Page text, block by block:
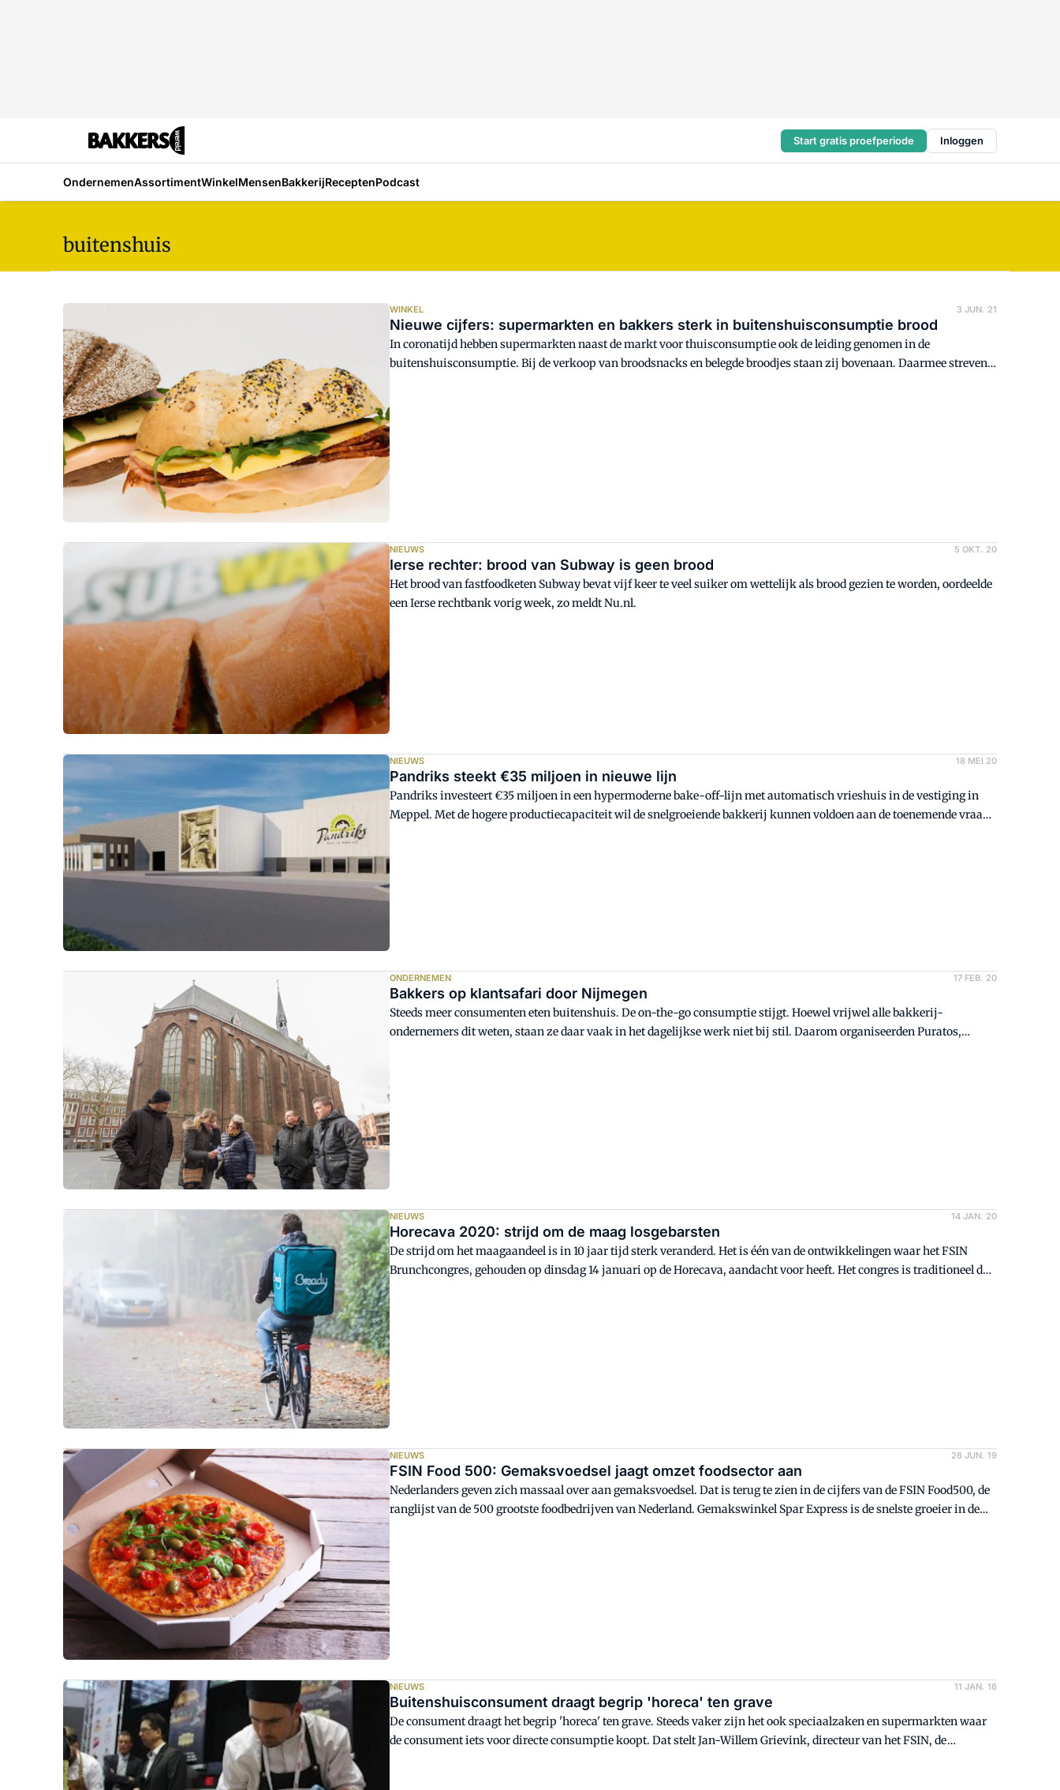
Start gratis proefperiode Inloggen
OndernemenAssortimentWinkelMensenBakkerijReceptenPodcast
buitenshuis
WINKEL 3 JUN. 21
Nieuwe cijfers: supermarkten en bakkers sterk in buitenshuisconsumptie brood
In coronatijd hebben supermarkten naast de markt voor thuisconsumptie ook de leiding genomen in de
buitenshuisconsumptie. Bij de verkoop van broodsnacks en belegde broodjes staan zij bovenaan. Daarmee streven
NIEUWS 5 OKT. 20
Ierse rechter: brood van Subway is geen brood
Het brood van fastfoodketen Subway bevat vijf keer te veel suiker om wettelijk als brood gezien te worden, oordeelde
een Ierse rechtbank vorig week, zo meldt Nu.nl.
NIEUWS 18 MEI 20
Pandriks steekt €35 miljoen in nieuwe lijn
Pandriks investeert €35 miljoen in een hypermoderne bake-off-lijn met automatisch vrieshuis in de vestiging in
Meppel. Met de hogere productiecapaciteit wil de snelgroeiende bakkerij kunnen voldoen aan de toenemende vraag
ONDERNEMEN 17 FEB. 20
Bakkers op klantsafari door Nijmegen
Steeds meer consumenten eten buitenshuis. De on-the-go consumptie stijgt. Hoewel vrijwel alle bakkerij-
ondernemers dit weten, staan ze daar vaak in het dagelijkse werk niet bij stil. Daarom organiseerden Puratos,
NIEUWS 14 JAN. 20
Horecava 2020: strijd om de maag losgebarsten
De strijd om het maagaandeel is in 10 jaar tijd sterk veranderd. Het is één van de ontwikkelingen waar het FSIN
Brunchcongres, gehouden op dinsdag 14 januari op de Horecava, aandacht voor heeft. Het congres is traditioneel dé
NIEUWS 26 JUN. 19
FSIN Food 500: Gemaksvoedsel jaagt omzet foodsector aan
Nederlanders geven zich massaal over aan gemaksvoedsel. Dat is terug te zien in de cijfers van de FSIN Food500, de
ranglijst van de 500 grootste foodbedrijven van Nederland. Gemakswinkel Spar Express is de snelste groeier in de
NIEUWS 11 JAN. 16
Buitenshuisconsument draagt begrip 'horeca' ten grave
De consument draagt het begrip 'horeca' ten grave. Steeds vaker zijn het ook speciaalzaken en supermarkten waar
de consument iets voor directe consumptie koopt. Dat stelt Jan-Willem Grievink, directeur van het FSIN, de